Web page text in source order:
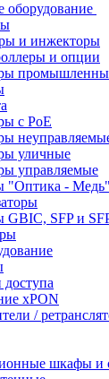
оборудование
и инжекторы
и опции
c PoE
уличные
управляемые
"Оптика - Медь"
GBIC, SFP и
хPON
/
шкафы и